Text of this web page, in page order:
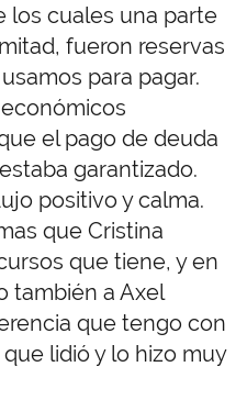
los cuales una parte
fueron reservas
para pagar.
el pago de deuda
garantizado.
positivo y calma.
que Cristina
que tiene, y en
también a Axel
que tengo con
lidió y lo hizo muy